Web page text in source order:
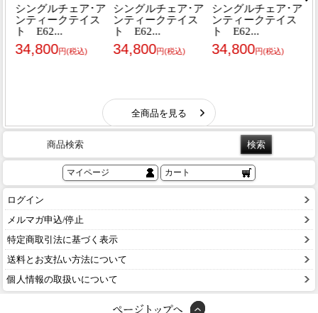
商品検索
マイページ カート
ログイン
メルマガ申込/停止
特定商取引法に基づく表示
送料とお支払い方法について
個人情報の取扱いについて